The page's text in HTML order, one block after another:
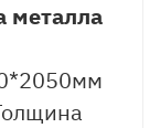
металла